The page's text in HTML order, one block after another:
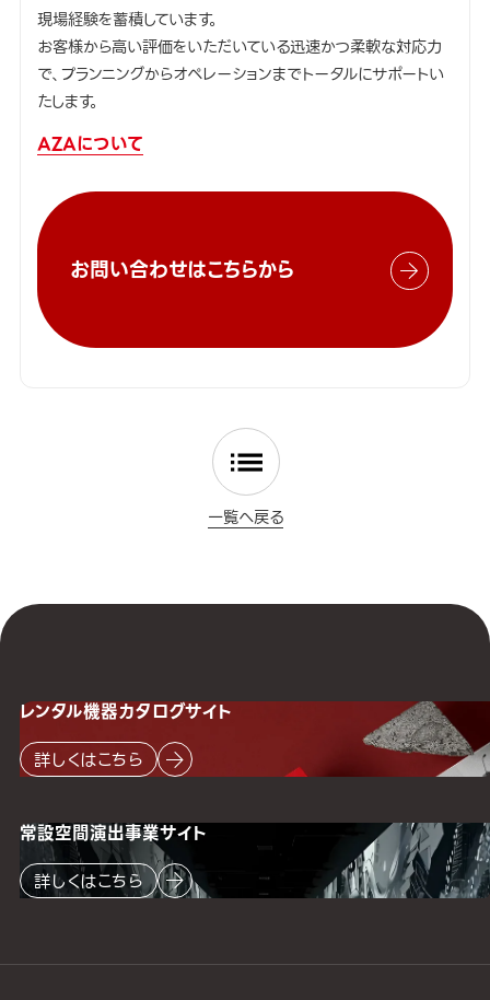
現場経験を蓄積しています。
お客様から高い評価をいただいている迅速かつ柔軟な対応力
で、プランニングからオペレーションまでトータルにサポートい
たします。
AZAについて
お問い合わせはこちらから
一覧へ戻る
レンタル機器カタログサイト
詳しくはこちら
常設空間演出事業サイト
詳しくはこちら